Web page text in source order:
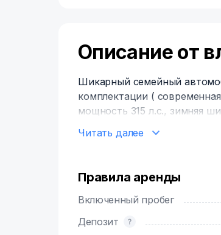
Описание от
Шикарный семейный
комплектации (
мощность 315 л.с., зимняя
Читать далее
Правила аренды
Включенный пробег
Депозит